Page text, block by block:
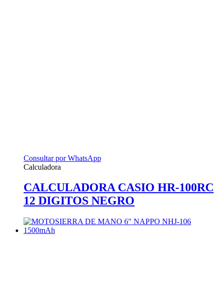
Consultar por WhatsApp
Calculadora
CALCULADORA CASIO HR-100RC
12 DIGITOS NEGRO